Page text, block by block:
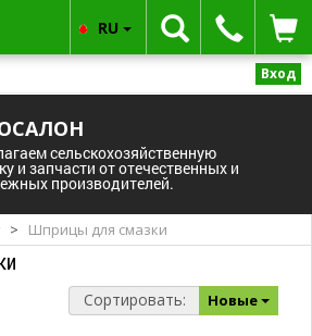
Вход
сельскохозяйственную
и запчасти от отечественных и
производителей.
RU
> Шприцы для смазки
Сортировать: Новые